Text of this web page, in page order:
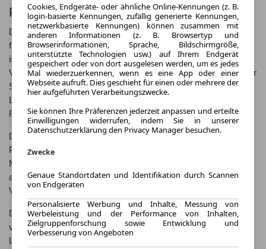
Porsche 718 Cayman
Der Porsche 718 Cayman ist ein kompakter Sportwagen, der
für sein beeindruckendes Handling und seine Leistung bekannt
ist. Mit seinem dynamischen Design und seiner hochwertigen
Verarbeitung ist der 718 Cayman eine echte Augenweide auf der
Straße. Dieser Zweisitzer bietet sowohl auf kurvigen
Landstraßen als auch auf der Autobahn ein unvergleichliches
Fahrerlebnis.
Der 718 Cayman ist eine Weiterentwicklung des legendären
Porsche 718, der in den 1950er Jahren große Erfolge im
Motorsport feierte. Mit seinem Mittelmotor-Konzept und seinem
agilen Fahrverhalten setzt der Cayman die Tradition seines
Vorgängers erfolgreich fort.
Der Porsche 718 Cayman wurde erstmals im Jahr 2016
vorgestellt und wird kontinuierlich weiterentwickelt, um die
Leistung und Fahrdynamik zu optimieren. Mit verschiedenen
Cookies, Endgeräte- oder ähnliche Online-Kennungen (z. B.
login-basierte Kennungen, zufällig generierte Kennungen,
netzwerkbasierte Kennungen) können zusammen mit
anderen Informationen (z. B. Browsertyp und
Browserinformationen, Sprache, Bildschirmgröße,
unterstützte Technologien usw.) auf Ihrem Endgerät
gespeichert oder von dort ausgelesen werden, um es jedes
Mal wiederzuerkennen, wenn es eine App oder einer
Webseite aufruft. Dies geschieht für einen oder mehrere der
hier aufgeführten Verarbeitungszwecke.
Sie können Ihre Präferenzen jederzeit anpassen und erteilte
Einwilligungen widerrufen, indem Sie in unserer
Datenschutzerklärung den Privacy Manager besuchen.
Zwecke
Genaue Standortdaten und Identifikation durch Scannen
von Endgeräten
Personalisierte Werbung und Inhalte, Messung von
Werbeleistung und der Performance von Inhalten,
Zielgruppenforschung sowie Entwicklung und
Verbesserung von Angeboten